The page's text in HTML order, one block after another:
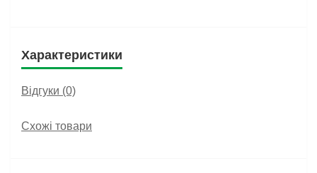
Характеристики
Відгуки (0)
Схожі товари